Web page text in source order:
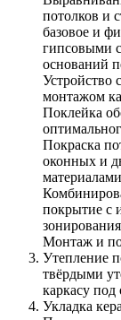
потолков и
базовое и
гипсовыми
оснований
Устройство
монтажом
Поклейка
Покраска
оконных и
покрытие с
Монтаж и
Утепление
твёрдыми
каркасу
Укладка